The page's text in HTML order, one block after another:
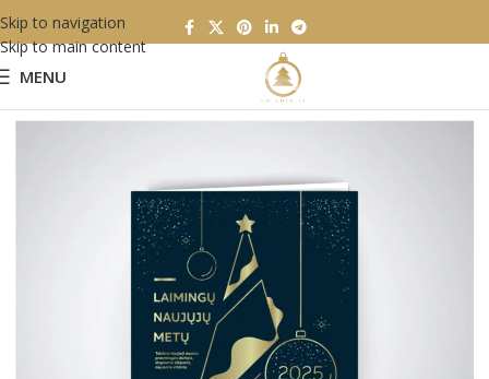
Skip to navigation
Skip to main content
MENU